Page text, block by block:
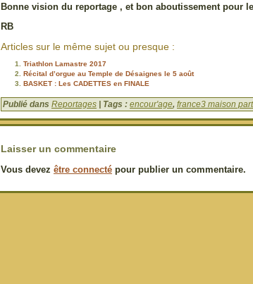
Bonne vision du reportage , et bon aboutissement pour
RB
Articles sur le même sujet ou presque :
Triathlon Lamastre 2017
Récital d’orgue au Temple de Désaignes le 5 août
BASKET : Les CADETTES en FINALE
Publié dans Reportages | Tags : encour'age, france3 maison
Laisser un commentaire
Vous devez être connecté pour publier un commentaire.